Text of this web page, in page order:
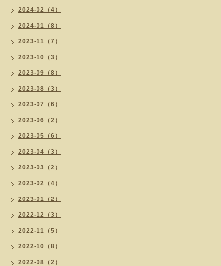
2024-02（4）
2024-01（8）
2023-11（7）
2023-10（3）
2023-09（8）
2023-08（3）
2023-07（6）
2023-06（2）
2023-05（6）
2023-04（3）
2023-03（2）
2023-02（4）
2023-01（2）
2022-12（3）
2022-11（5）
2022-10（8）
2022-08（2）